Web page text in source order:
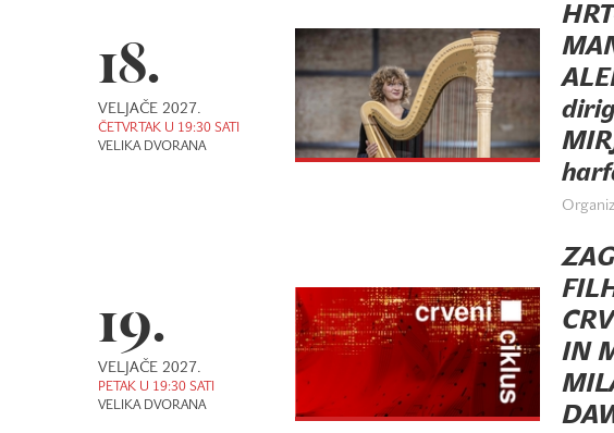
18.
VELJAČE 2027.
ČETVRTAK U 19:30 SATI
VELIKA DVORANA
19.
VELJAČE 2027.
PETAK U 19:30 SATI
VELIKA DVORANA
IN